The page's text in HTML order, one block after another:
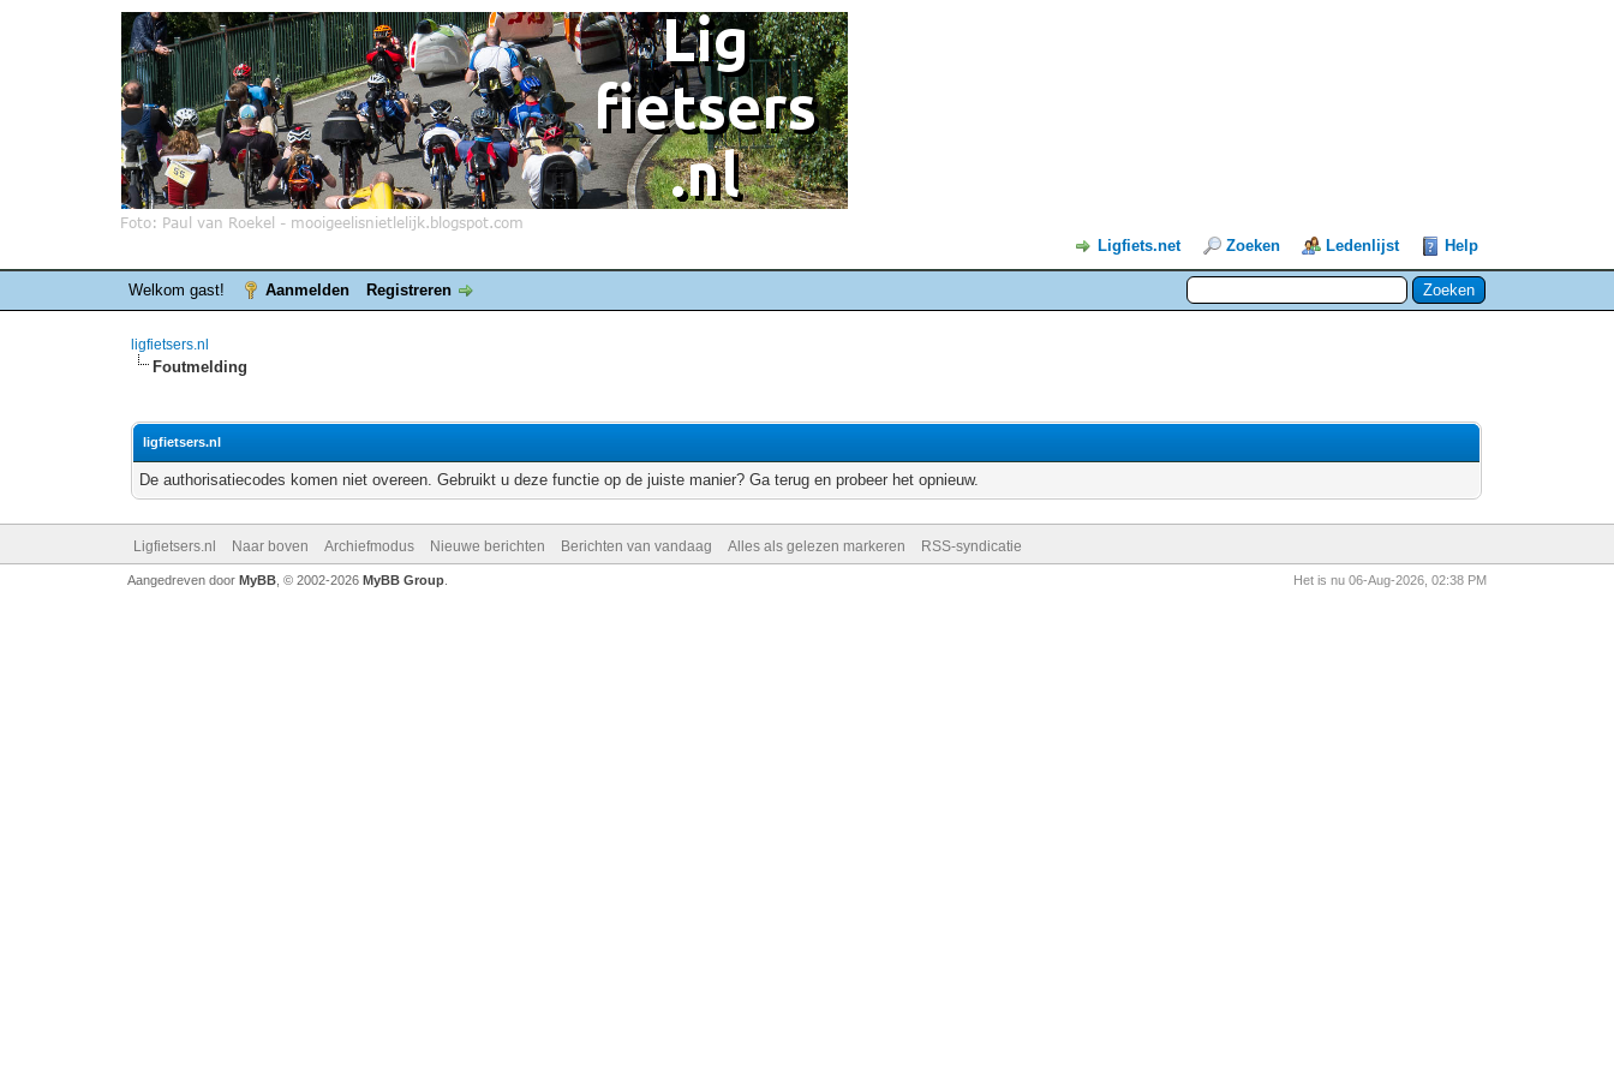
Ligfiets.net Zoeken Ledenlijst Help
Welkom gast! Aanmelden Registreren
ligfietsers.nl
Foutmelding
ligfietsers.nl
De authorisatiecodes komen niet overeen. Gebruikt u deze functie op de juiste manier? Ga terug en probeer het opnieuw.
Ligfietsers.nl Naar boven Archiefmodus Nieuwe berichten Berichten van vandaag Alles als gelezen markeren RSS-syndicatie
Het is nu 06-Aug-2026, 02:38 PM
Aangedreven door MyBB, © 2002-2026 MyBB Group.